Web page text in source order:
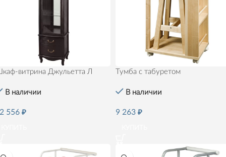
витрина Джульетта Л
В наличии
556 ₽
Тумба с табуретом
В наличии
9 263 ₽